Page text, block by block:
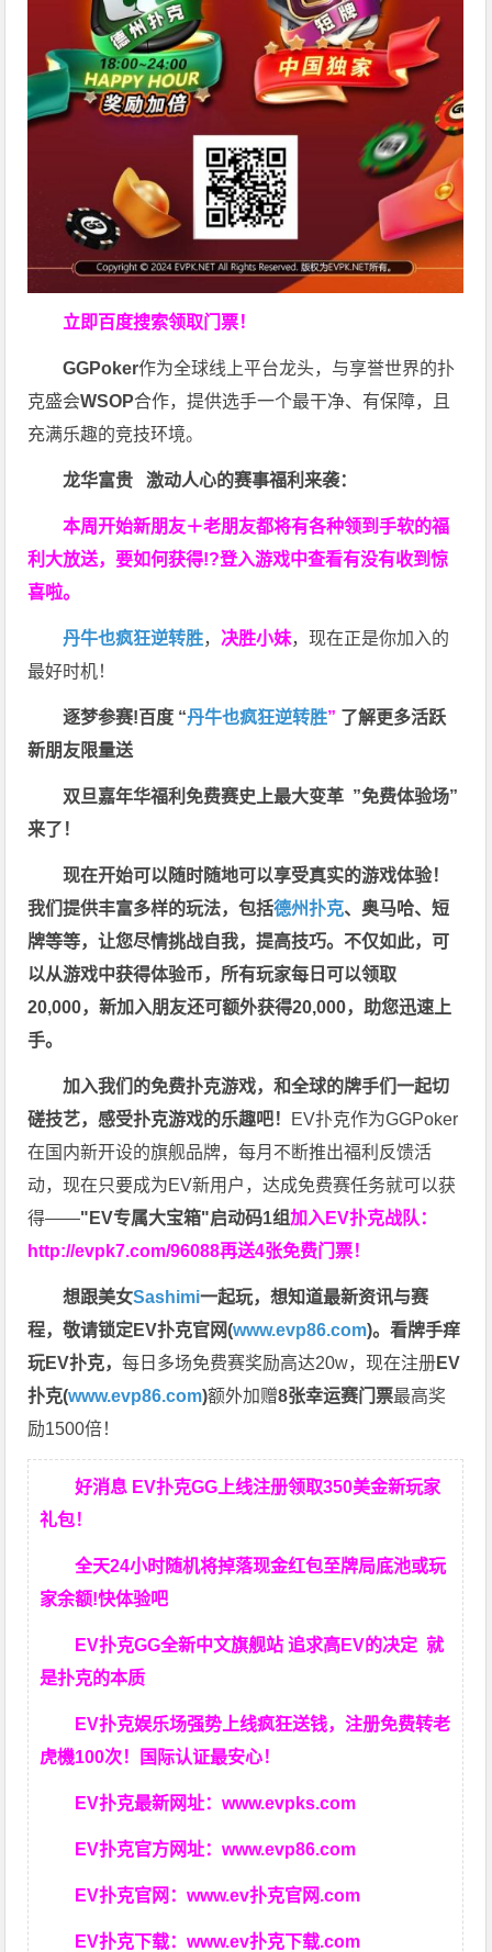
立即百度搜索领取门票！
GGPoker作为全球线上平台龙头，与享誉世界的扑
克盛会WSOP合作，提供选手一个最干净、有保障，且
充满乐趣的竞技环境。
龙华富贵 激动人心的赛事福利来袭：
本周开始新朋友＋老朋友都将有各种领到手软的福
利大放送，要如何获得!?登入游戏中查看有没有收到惊
喜啦。
丹牛也疯狂逆转胜， 决胜小妹，现在正是你加入的
最好时机！
逐梦参赛!百度 “丹牛也疯狂逆转胜” 了解更多活跃
新朋友限量送
双旦嘉年华福利免费赛史上最大变革 ”免费体验场”
来了！
现在开始可以随时随地可以享受真实的游戏体验！
我们提供丰富多样的玩法，包括德州扑克、奥马哈、短
牌等等，让您尽情挑战自我，提高技巧。不仅如此， 可
以从游戏中获得体验币，所有玩家每日可以领取
20,000，新加入朋友还可额外获得20,000，助您迅速上
手。
加入我们的免费扑克游戏，和全球的牌手们一起切
磋技艺，感受扑克游戏的乐趣吧！ EV扑克作为GGPoker
在国内新开设的旗舰品牌，每月不断推出福利反馈活
动，现在只要成为EV新用户，达成免费赛任务就可以获
得——"EV专属大宝箱"启动码1组加入EV扑克战队：
http://evpk7.com/96088再送4张免费门票！
想跟美女Sashimi一起玩，想知道最新资讯与赛
程，敬请锁定EV扑克官网(www.evp86.com)。看牌手痒
玩EV扑克，每日多场免费赛奖励高达20w，现在注册EV
扑克(www.evp86.com)额外加赠8张幸运赛门票最高奖
励1500倍！
好消息 EV扑克GG上线注册领取350美金新玩家
礼包！
全天24小时随机将掉落现金红包至牌局底池或玩
家余额!快体验吧
EV扑克GG全新中文旗舰站 追求高EV的决定就
是扑克的本质
EV扑克娱乐场强势上线疯狂送钱，注册免费转老
虎機100次！国际认证最安心！
EV扑克最新网址：www.evpks.com
EV扑克官方网址：www.evp86.com
EV扑克官网：www.ev扑克官网.com
EV扑克下载：www.ev扑克下载.com